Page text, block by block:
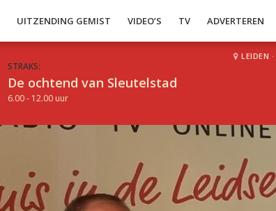
UITZENDING GEMIST VIDEO’S TV ADVERTEREN
STRAKS:
De ochtend van Sleutelstad
6.00 - 12.00 uur
LEIDEN ·